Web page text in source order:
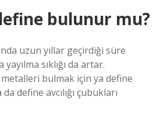
bulunur mu?
uzun yıllar geçirdiği süre
sıklığı da artar.
bulmak için ya define
da define avcılığı çubukları